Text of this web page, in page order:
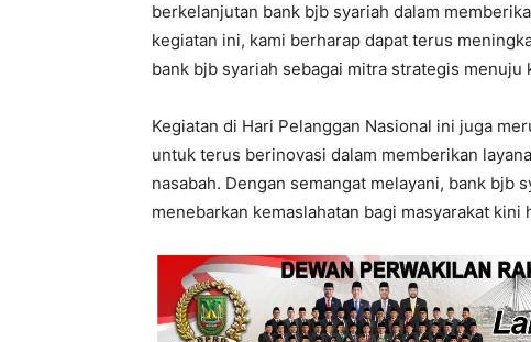
berkelanjutan bank bjb syariah dalam
kegiatan ini, kami berharap dapat terus
bank bjb syariah sebagai mitra strategis menuju
Kegiatan di Hari Pelanggan Nasional ini juga
untuk terus berinovasi dalam memberikan
nasabah. Dengan semangat melayani, bank
menebarkan kemaslahatan bagi masyarakat kini